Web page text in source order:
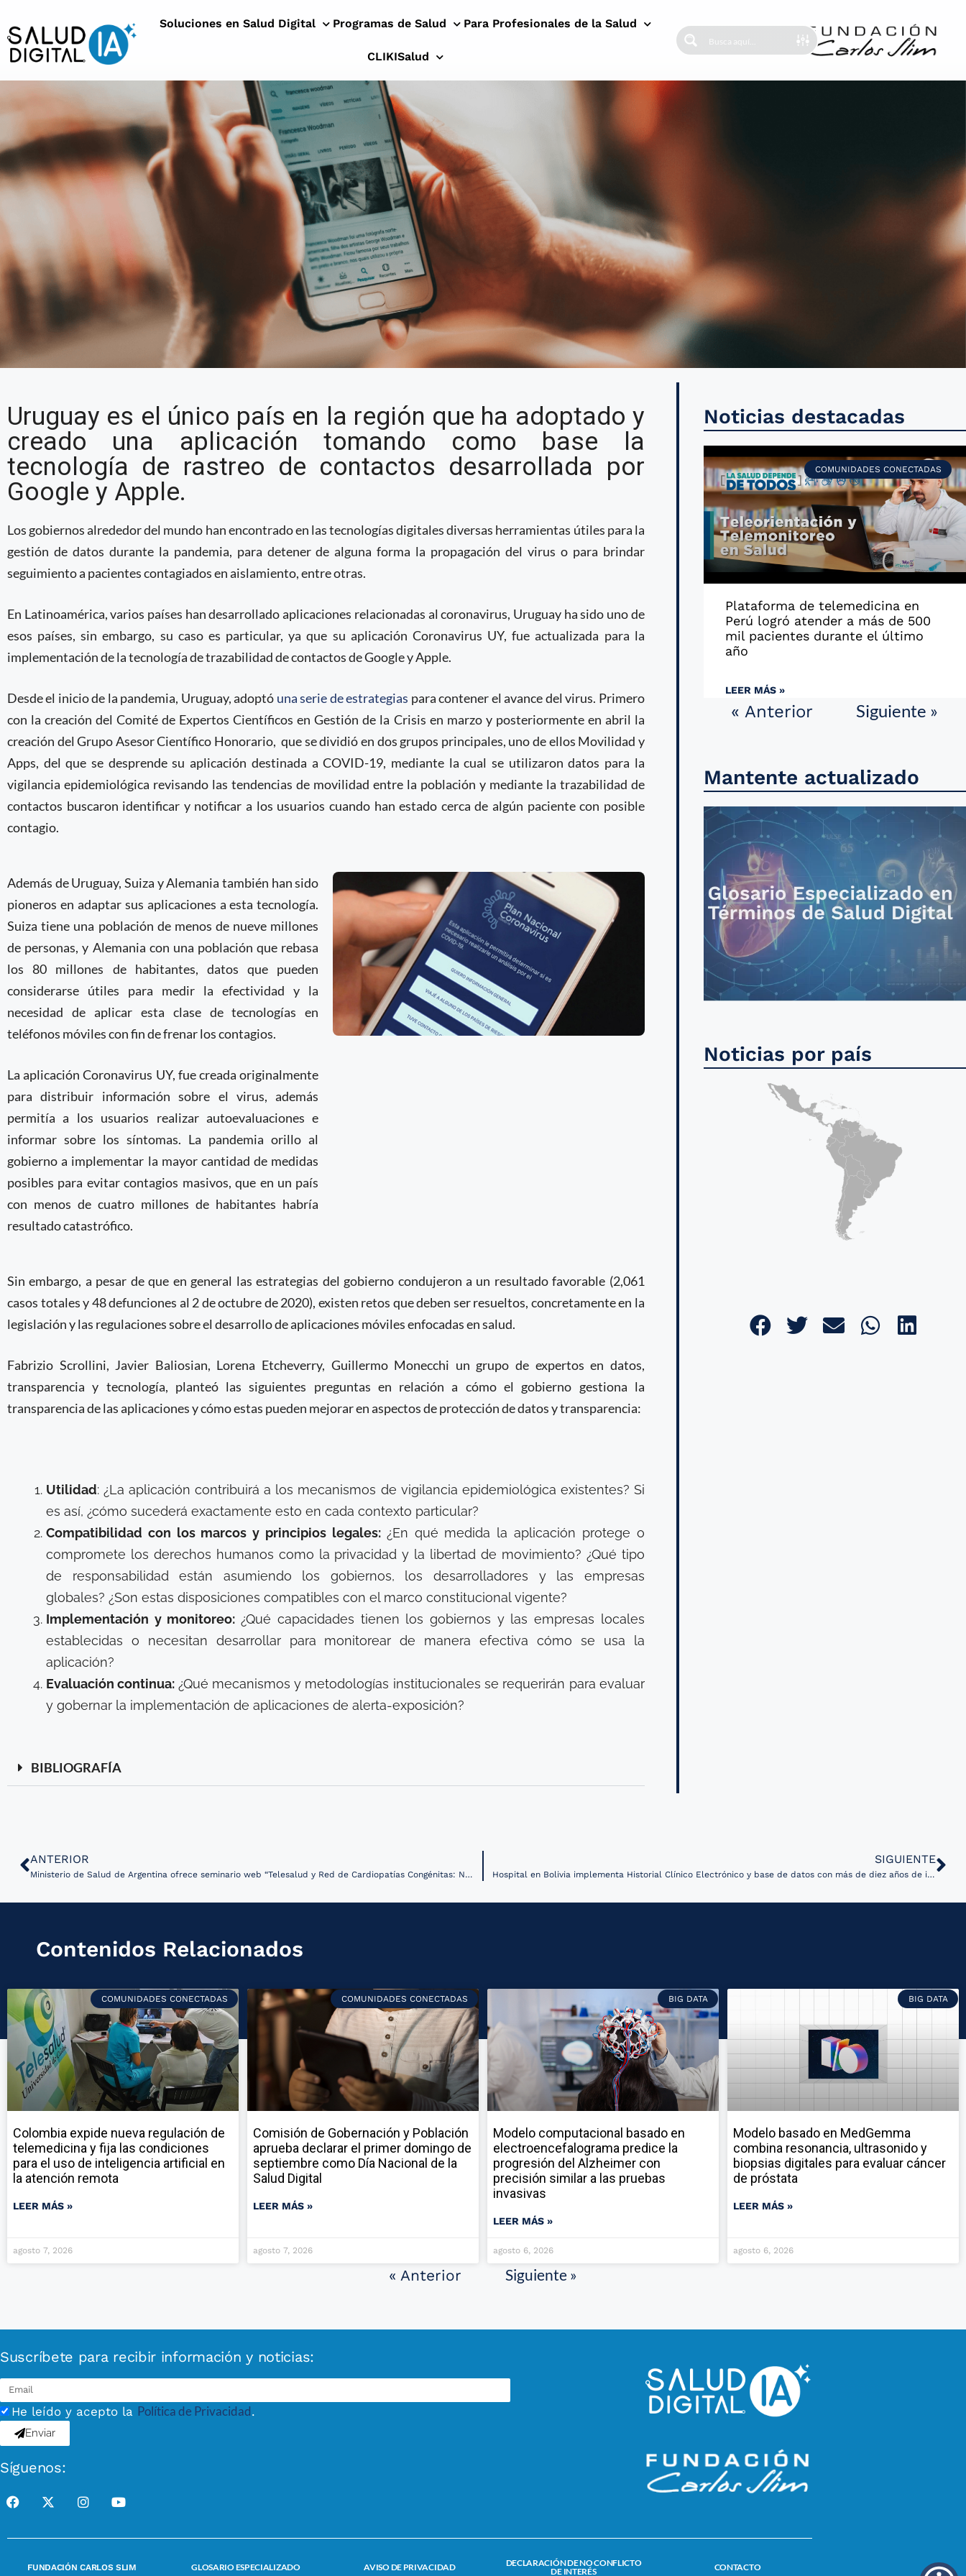
Soluciones en Salud Digital Programas de Salud Para Profesionales de la Salud
CLIKISalud
Balance y retos del uso de app de trazabilidad
de contactos en Uruguay
Uruguay es el único país en la región que ha adoptado y
creado una aplicación tomando como base la
tecnología de rastreo de contactos desarrollada por
Google y Apple.
Los gobiernos alrededor del mundo han encontrado en las tecnologías digitales diversas herramientas útiles para la
gestión de datos durante la pandemia, para detener de alguna forma la propagación del virus o para brindar
seguimiento a pacientes contagiados en aislamiento, entre otras.
En Latinoamérica, varios países han desarrollado aplicaciones relacionadas al coronavirus, Uruguay ha sido uno de
esos países, sin embargo, su caso es particular, ya que su aplicación Coronavirus UY, fue actualizada para la
implementación de la tecnología de trazabilidad de contactos de Google y Apple.
Desde el inicio de la pandemia, Uruguay, adoptó una serie de estrategias para contener el avance del virus. Primero
con la creación del Comité de Expertos Científicos en Gestión de la Crisis en marzo y posteriormente en abril la
creación del Grupo Asesor Científico Honorario, que se dividió en dos grupos principales, uno de ellos Movilidad y
Apps, del que se desprende su aplicación destinada a COVID-19, mediante la cual se utilizaron datos para la
vigilancia epidemiológica revisando las tendencias de movilidad entre la población y mediante la trazabilidad de
contactos buscaron identificar y notificar a los usuarios cuando han estado cerca de algún paciente con posible
contagio.
Además de Uruguay, Suiza y Alemania también han sido
pioneros en adaptar sus aplicaciones a esta tecnología.
Suiza tiene una población de menos de nueve millones
de personas, y Alemania con una población que rebasa
los 80 millones de habitantes, datos que pueden
considerarse útiles para medir la efectividad y la
necesidad de aplicar esta clase de tecnologías en
teléfonos móviles con fin de frenar los contagios.
La aplicación Coronavirus UY, fue creada originalmente
para distribuir información sobre el virus, además
permitía a los usuarios realizar autoevaluaciones e
informar sobre los síntomas. La pandemia orillo al
gobierno a implementar la mayor cantidad de medidas
posibles para evitar contagios masivos, que en un país
con menos de cuatro millones de habitantes habría
resultado catastrófico.
Sin embargo, a pesar de que en general las estrategias del gobierno condujeron a un resultado favorable (2,061
casos totales y 48 defunciones al 2 de octubre de 2020), existen retos que deben ser resueltos, concretamente en la
legislación y las regulaciones sobre el desarrollo de aplicaciones móviles enfocadas en salud.
Fabrizio Scrollini, Javier Baliosian, Lorena Etcheverry, Guillermo Monecchi un grupo de expertos en datos,
transparencia y tecnología, planteó las siguientes preguntas en relación a cómo el gobierno gestiona la
transparencia de las aplicaciones y cómo estas pueden mejorar en aspectos de protección de datos y transparencia:
Utilidad: ¿La aplicación contribuirá a los mecanismos de vigilancia epidemiológica existentes? Si
es así, ¿cómo sucederá exactamente esto en cada contexto particular?
Compatibilidad con los marcos y principios legales: ¿En qué medida la aplicación protege o
compromete los derechos humanos como la privacidad y la libertad de movimiento? ¿Qué tipo
de responsabilidad están asumiendo los gobiernos, los desarrolladores y las empresas
globales? ¿Son estas disposiciones compatibles con el marco constitucional vigente?
Implementación y monitoreo: ¿Qué capacidades tienen los gobiernos y las empresas locales
establecidas o necesitan desarrollar para monitorear de manera efectiva cómo se usa la
aplicación?
Evaluación continua: ¿Qué mecanismos y metodologías institucionales se requerirán para evaluar
y gobernar la implementación de aplicaciones de alerta-exposición?
BIBLIOGRAFÍA
Noticias destacadas
COMUNIDADES CONECTADAS
Plataforma de telemedicina en
Perú logró atender a más de 500
mil pacientes durante el último
año
LEER MÁS »
« Anterior Siguiente »
Mantente actualizado
Noticias por país
ANTERIOR
Ministerio de Salud de Argentina ofrece seminario web “Telesalud y Red de Cardiopatías Congénitas: Nuevos Desafíos”
SIGUIENTE
Hospital en Bolivia implementa Historial Clínico Electrónico y base de datos con más de diez años de información
Contenidos Relacionados
COMUNIDADES CONECTADAS
Colombia expide nueva regulación de
telemedicina y fija las condiciones
para el uso de inteligencia artificial en
la atención remota
LEER MÁS »
agosto 7, 2026
COMUNIDADES CONECTADAS
Comisión de Gobernación y Población
aprueba declarar el primer domingo de
septiembre como Día Nacional de la
Salud Digital
LEER MÁS »
agosto 7, 2026
BIG DATA
Modelo computacional basado en
electroencefalograma predice la
progresión del Alzheimer con
precisión similar a las pruebas
invasivas
LEER MÁS »
agosto 6, 2026
BIG DATA
Modelo basado en MedGemma
combina resonancia, ultrasonido y
biopsias digitales para evaluar cáncer
de próstata
LEER MÁS »
agosto 6, 2026
« Anterior Siguiente »
Suscríbete para recibir información y noticias:
He leído y acepto la Política de Privacidad.
Enviar
Síguenos:
FUNDACIÓN CARLOS SLIM GLOSARIO ESPECIALIZADO AVISO DE PRIVACIDAD
DECLARACIÓN DE NO CONFLICTO
DE INTERÉS
CONTACTO